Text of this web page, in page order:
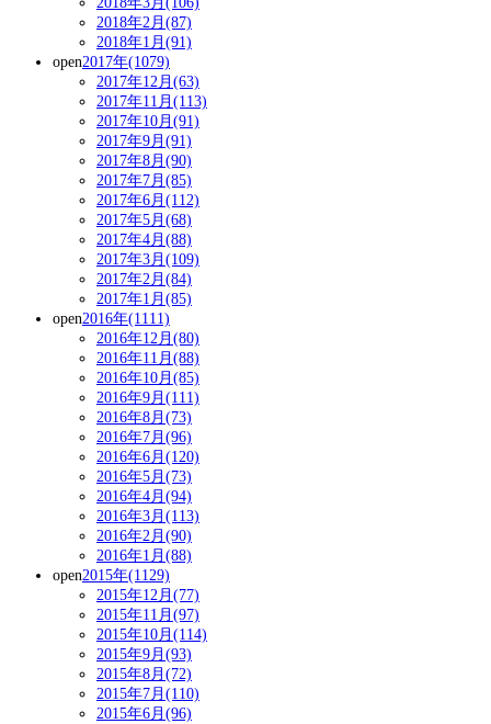
2018年2月(87)
2018年1月(91)
open2017年(1079)
2017年12月(63)
2017年11月(113)
2017年10月(91)
2017年9月(91)
2017年8月(90)
2017年7月(85)
2017年6月(112)
2017年5月(68)
2017年4月(88)
2017年3月(109)
2017年2月(84)
2017年1月(85)
open2016年(1111)
2016年12月(80)
2016年11月(88)
2016年10月(85)
2016年9月(111)
2016年8月(73)
2016年7月(96)
2016年6月(120)
2016年5月(73)
2016年4月(94)
2016年3月(113)
2016年2月(90)
2016年1月(88)
open2015年(1129)
2015年12月(77)
2015年11月(97)
2015年10月(114)
2015年9月(93)
2015年8月(72)
2015年7月(110)
2015年6月(96)